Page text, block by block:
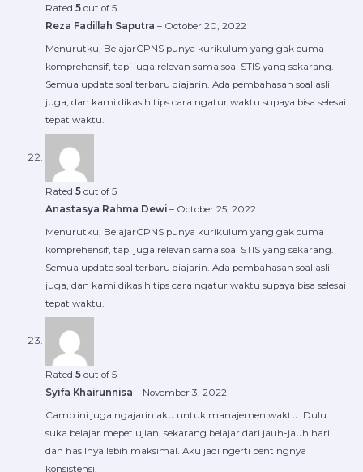
Rated 5out of 5
Reza Fadillah Saputra – October 20, 2022
Menurutku, BelajarCPNS punya kurikulum yang gak cuma
komprehensif, tapi juga relevan sama soal STIS yang sekarang.
Semua update soal terbaru diajarin. Ada pembahasan soal asli
juga, dan kami dikasih tips cara ngatur waktu supaya bisa selesai
tepat waktu.
Rated 5out of 5
Anastasya Rahma Dewi – October 25, 2022
Menurutku, BelajarCPNS punya kurikulum yang gak cuma
komprehensif, tapi juga relevan sama soal STIS yang sekarang.
Semua update soal terbaru diajarin. Ada pembahasan soal asli
juga, dan kami dikasih tips cara ngatur waktu supaya bisa selesai
tepat waktu.
Rated 5out of 5
Syifa Khairunnisa – November 3, 2022
Camp ini juga ngajarin aku untuk manajemen waktu. Dulu
suka belajar mepet ujian, sekarang belajar dari jauh-jauh hari
dan hasilnya lebih maksimal. Aku jadi ngerti pentingnya
konsistensi.